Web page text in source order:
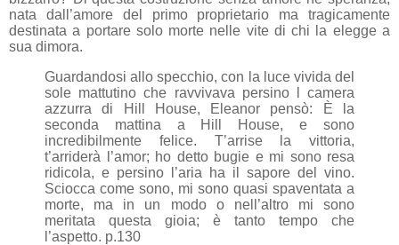
nata dall’amore del primo proprietario ma tragicamente
destinata a portare solo morte nelle vite di chi la elegge a
sua dimora.
Guardandosi allo specchio, con la luce vivida del
sole mattutino che ravvivava persino l camera
azzurra di Hill House, Eleanor pensò: È la
seconda mattina a Hill House, e sono
incredibilmente felice. T’arrise la vittoria,
t’arriderà l’amor; ho detto bugie e mi sono resa
ridicola, e persino l’aria ha il sapore del vino.
Sciocca come sono, mi sono quasi spaventata a
morte, ma in un modo o nell’altro mi sono
meritata questa gioia; è tanto tempo che
l’aspetto. p.130